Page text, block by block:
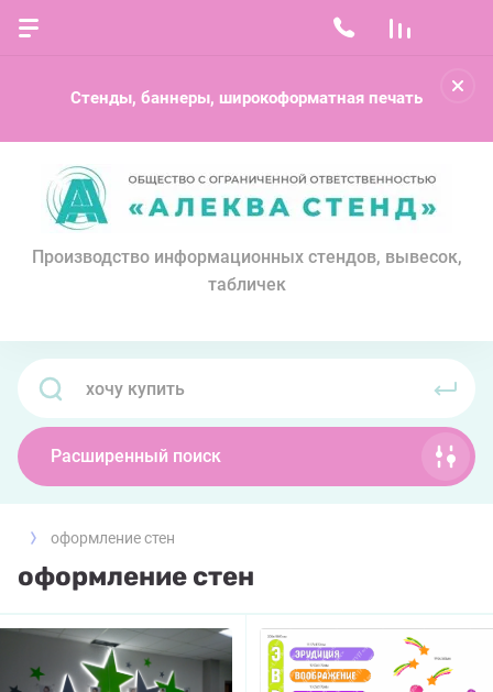
Стенды, баннеры, широкоформатная печать
Производство информационных стендов, вывесок,
табличек
Расширенный поиск
оформление стен
оформление стен